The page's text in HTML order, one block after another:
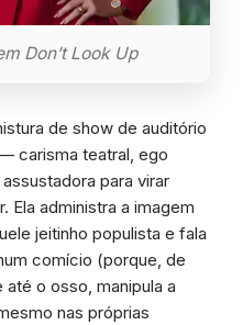
Don’t Look Up
de show de auditório
carisma teatral, ego
para virar
Ela administra a imagem
jeitinho populista e fala
comício (porque, de
o osso, manipula a
nas próprias